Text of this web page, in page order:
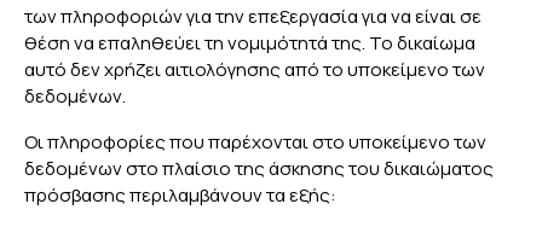
των πληροφοριών για την επεξεργασία για να είναι σε
θέση να επαληθεύει τη νομιμότητά της. Το δικαίωμα
αυτό δεν χρήζει αιτιολόγησης από το υποκείμενο των
δεδομένων.
Οι πληροφορίες που παρέχονται στο υποκείμενο των
δεδομένων στο πλαίσιο της άσκησης του δικαιώματος
πρόσβασης περιλαμβάνουν τα εξής: